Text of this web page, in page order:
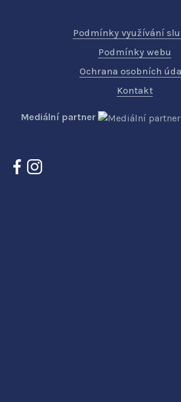
Podmínky využívání
Podmínky webu
Ochrana osobních
Kontakt
Mediální partner